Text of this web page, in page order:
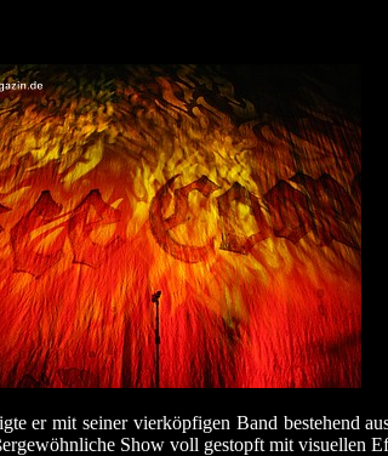
er mit seiner vierköpfigen Band bestehend
Show voll gestopft mit visuellen